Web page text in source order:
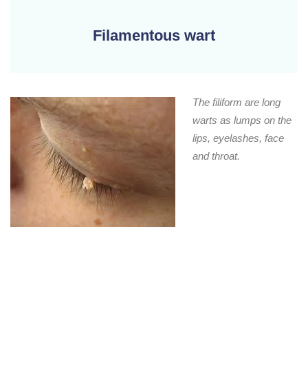
Filamentous wart
The filiform are long
warts as lumps on the
lips, eyelashes, face
and throat.